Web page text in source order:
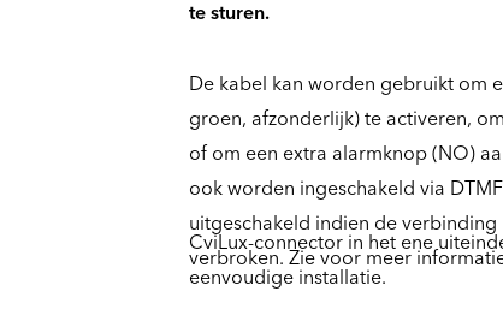
te sturen.
De kabel kan worden gebruikt om
groen, afzonderlijk) te activeren,
of om een extra alarmknop (NO)
ook worden ingeschakeld via
uitgeschakeld indien de
verbroken. Zie voor meer
CviLux-connector in het ene
eenvoudige installatie.